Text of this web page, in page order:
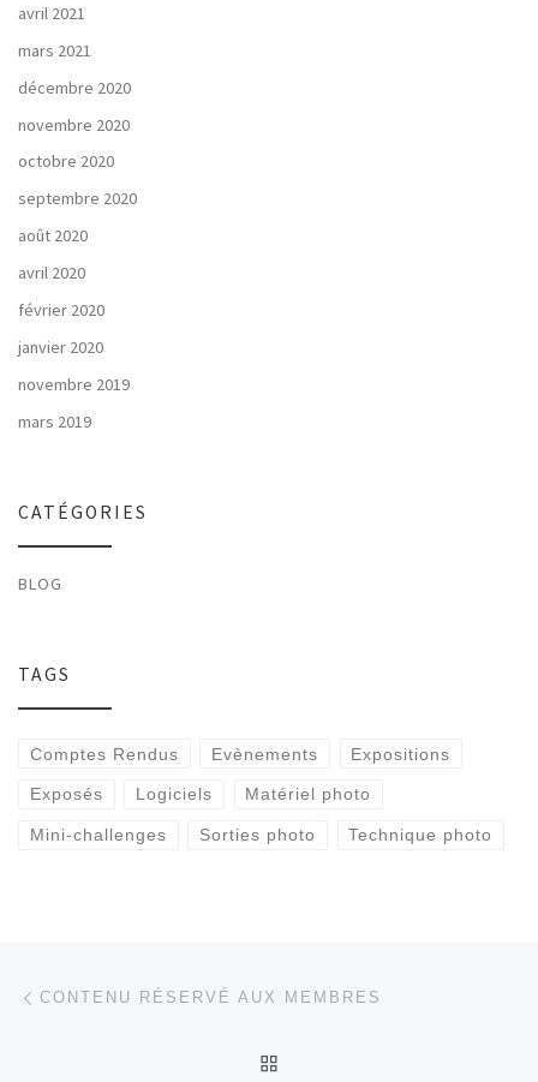
avril 2021
mars 2021
décembre 2020
novembre 2020
octobre 2020
septembre 2020
août 2020
avril 2020
février 2020
janvier 2020
novembre 2019
mars 2019
CATÉGORIES
BLOG
TAGS
Comptes Rendus Evènements Expositions
Exposés Logiciels Matériel photo
Mini-challenges Sorties photo Technique photo
Parcourir les articles
CONTENU RÉSERVÉ AUX MEMBRES